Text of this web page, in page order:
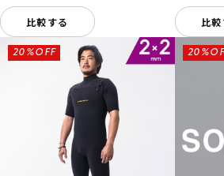
比較する 比
20%OFF